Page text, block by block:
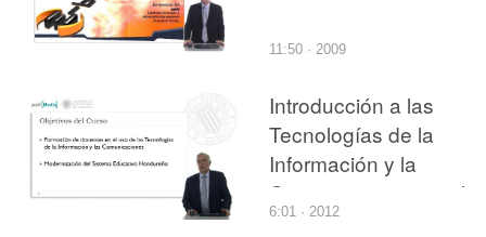
11:50 · 2009
Introducción a las
Tecnologías de la
Información y la
Comunicaciones en la
Educación
6:01 · 2012